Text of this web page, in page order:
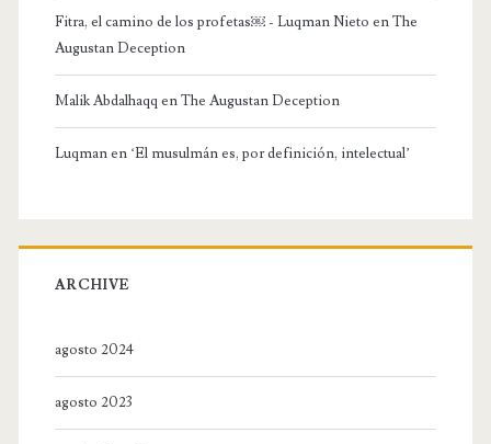
Fitra, el camino de los profetas￼ - Luqman Nieto enThe
Augustan Deception
Malik Abdalhaqq enThe Augustan Deception
Luqmanen ‘El musulmán es, por definición, intelectual’
ARCHIVE
agosto 2024
agosto 2023